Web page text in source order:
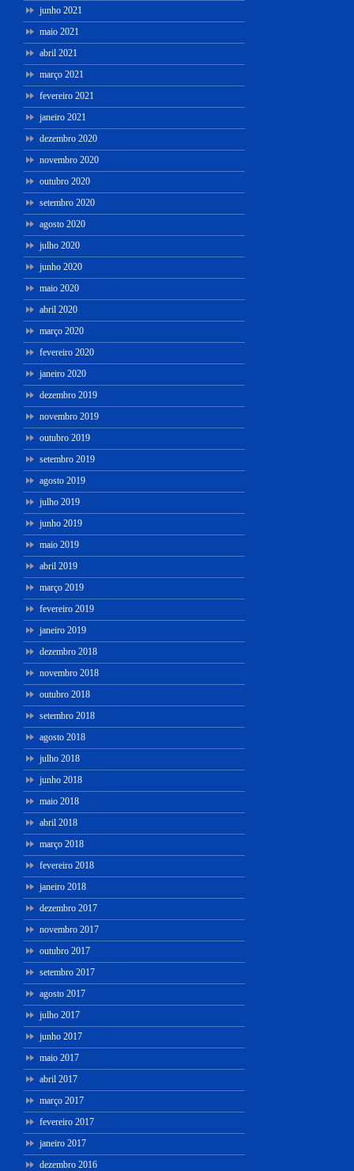
junho 2021
maio 2021
abril 2021
março 2021
fevereiro 2021
janeiro 2021
dezembro 2020
novembro 2020
outubro 2020
setembro 2020
agosto 2020
julho 2020
junho 2020
maio 2020
abril 2020
março 2020
fevereiro 2020
janeiro 2020
dezembro 2019
novembro 2019
outubro 2019
setembro 2019
agosto 2019
julho 2019
junho 2019
maio 2019
abril 2019
março 2019
fevereiro 2019
janeiro 2019
dezembro 2018
novembro 2018
outubro 2018
setembro 2018
agosto 2018
julho 2018
junho 2018
maio 2018
abril 2018
março 2018
fevereiro 2018
janeiro 2018
dezembro 2017
novembro 2017
outubro 2017
setembro 2017
agosto 2017
julho 2017
junho 2017
maio 2017
abril 2017
março 2017
fevereiro 2017
janeiro 2017
dezembro 2016